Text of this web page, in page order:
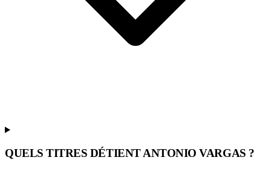
QUELS TITRES DÉTIENT ANTONIO VARGAS ?